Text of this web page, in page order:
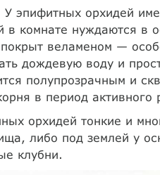
У эпифитных орхидей
в комнате нуждаются в
веламеном —
дождевую воду и
полупрозрачным и
в период
орхидей тонкие и
либо под землей у
клубни.